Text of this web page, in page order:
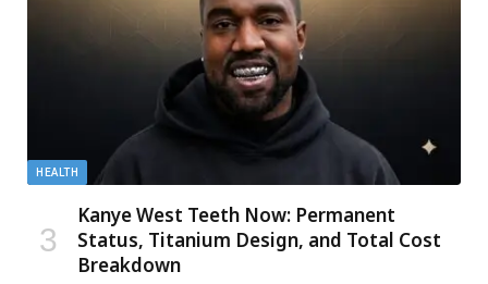
HEALTH
Kanye West Teeth Now: Permanent
Status, Titanium Design, and Total Cost
Breakdown